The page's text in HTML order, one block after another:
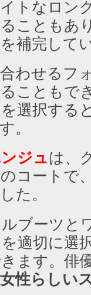
トなロン
こともあ
補完して
わせるフ
こともで
選択する
。
ジュは、
コートで
た。
ブーツと
適切に選
ます。俳
女性らしい